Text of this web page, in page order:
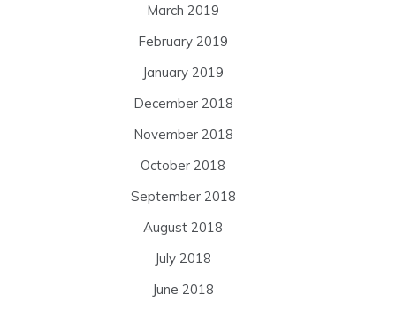
March 2019
February 2019
January 2019
December 2018
November 2018
October 2018
September 2018
August 2018
July 2018
June 2018